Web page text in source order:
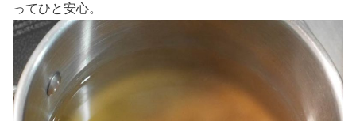
ってひと安心。